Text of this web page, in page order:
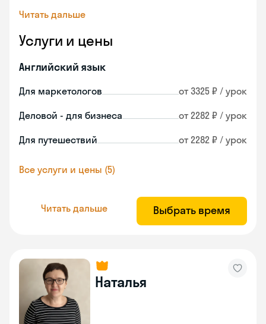
Читать дальше
Услуги и цены
Английский язык
Для маркетологов от 3325 ₽ / урок
Деловой - для бизнеса от 2282 ₽ / урок
Для путешествий от 2282 ₽ / урок
Все услуги и цены (5)
Читать дальше Выбрать время
Наталья